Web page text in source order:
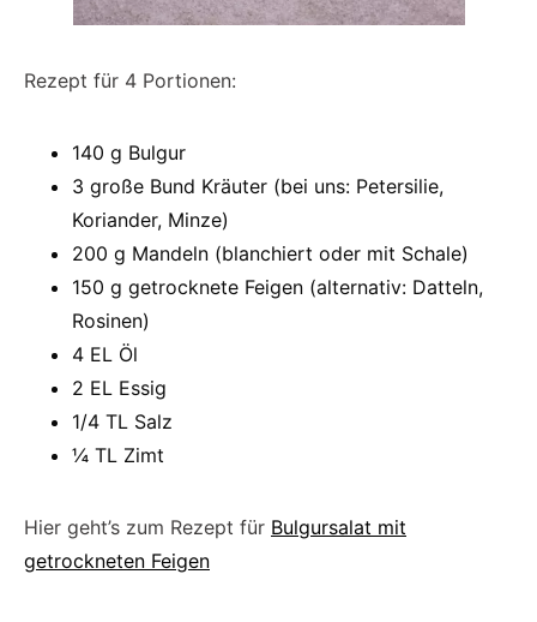
Rezept für 4 Portionen:
140 g Bulgur
3 große Bund Kräuter (bei uns: Petersilie,
Koriander, Minze)
200 g Mandeln (blanchiert oder mit Schale)
150 g getrocknete Feigen (alternativ: Datteln,
Rosinen)
4 EL Öl
2 EL Essig
1/4 TL Salz
¼ TL Zimt
Hier geht’s zum Rezept für Bulgursalat mit
getrockneten Feigen